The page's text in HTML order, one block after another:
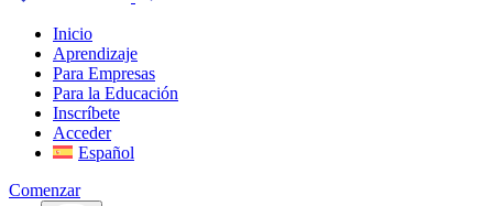
Inicio
Aprendizaje
Para Empresas
Para la Educación
Inscríbete
Acceder
Español
Comenzar